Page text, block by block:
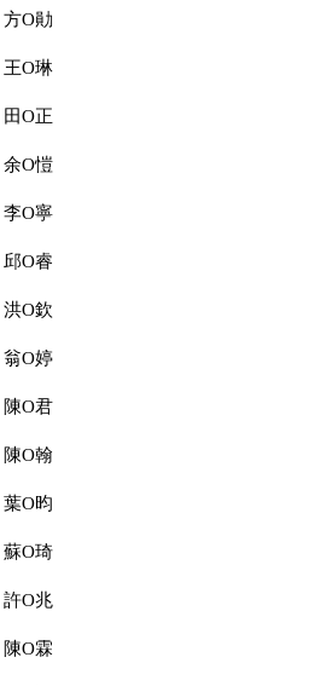
方O勛
王O琳
田O正
余O愷
李O寧
邱O睿
洪O欽
翁O婷
陳O君
陳O翰
葉O昀
蘇O琦
許O兆
陳O霖